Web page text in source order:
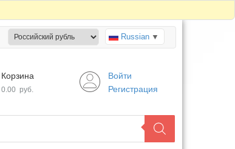
Russian ▼
Корзина
0.00 руб.
Войти
Регистрация